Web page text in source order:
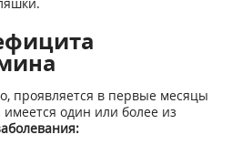
проявляется в первые месяцы
один или более из